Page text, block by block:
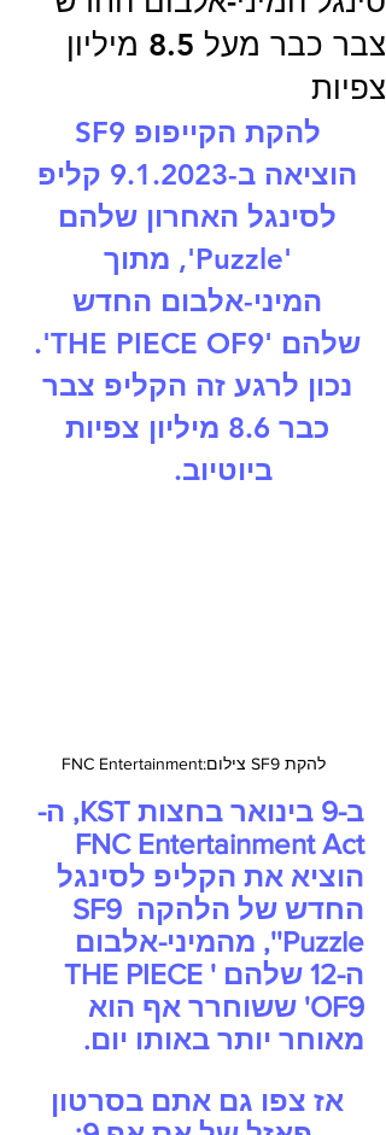
צבר כבר מעל 8.5 מיליון
צפיות
הוציאה ב-9.1.2023 קליפ
לסינגל האחרון שלהם
'Puzzle', מתוך
המיני-אלבום החדש
שלהם 'THE PIECE OF9'.
נכון לרגע זה הקליפ צבר
כבר 8.6 מיליון צפיות
ביוטיוב.
להקת SF9 צילום:FNC Entertainment
ב-9 בינואר בחצות KST, ה-
הוציא את הקליפ לסינגל
החדש של הלהקה SF9
'Puzzle', מהמיני-אלבום
ה-12 שלהם 'THE PIECE
OF9' ששוחרר אף הוא
מאוחר יותר באותו יום.
אז צפו גם אתם בסרטון